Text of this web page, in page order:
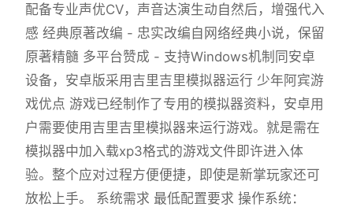
配备专业声优CV，声音达演生动自然后，增强代入
感 经典原著改编 - 忠实改编自网络经典小说，保留
原著精髓 多平台赞成 - 支持Windows机制同安卓
设备，安卓版采用吉里吉里模拟器运行 少年阿宾游
戏优点 游戏已经制作了专用的模拟器资料，安卓用
户需要使用吉里吉里模拟器来运行游戏。就是需在
模拟器中加入载xp3格式的游戏文件即许进入体
验。整个应对过程方便便捷，即使是新掌玩家还可
放松上手。 系统需求 最低配置要求 操作系统：